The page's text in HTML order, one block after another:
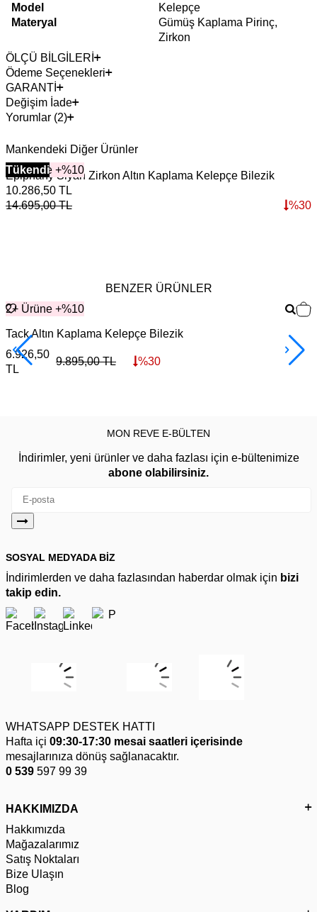
Model
Kelepçe
Materyal
Gümüş Kaplama Pirinç,
Zirkon
ÖLÇÜ BİLGİLERİ
Ödeme Seçenekleri
GARANTİ
Değişim İade
Yorumlar (2)
Mankendeki Diğer Ürünler
2+ Ürüne +%10
Tükendi
Epiphany Siyah Zirkon Altın Kaplama Kelepçe Bilezik
10.286,50 TL
14.695,00TL %30
BENZER ÜRÜNLER
2+ Ürüne +%10
Tack Altın Kaplama Kelepçe Bilezik
6.926,50
TL
9.895,00TL %30
MON REVE E-BÜLTEN
İndirimler, yeni ürünler ve daha fazlası için e-bültenimize
abone olabilirsiniz.
SOSYAL MEDYADA BİZ
İndirimlerden ve daha fazlasından haberdar olmak için bizi
takip edin.
WHATSAPP DESTEK HATTI
Hafta içi 09:30-17:30 mesai saatleri içerisinde
mesajlarınıza dönüş sağlanacaktır.
0 539 597 99 39
HAKKIMIZDA
Hakkımızda
Mağazalarımız
Satış Noktaları
Bize Ulaşın
Blog